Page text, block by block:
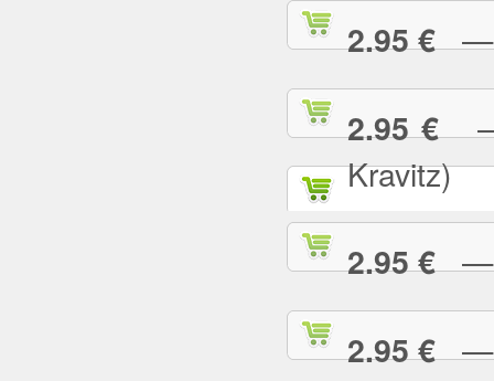
2.95 €—
2.95 €—
Kravitz)
2.95 €—
2.95 €—